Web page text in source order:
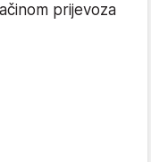
prijevoza